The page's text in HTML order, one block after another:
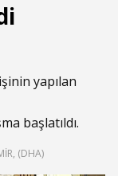
yapılan
başlatıldı.
(DHA)